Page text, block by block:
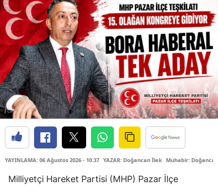
YAYINLAMA: 06 Ağustos 2026 - 10.37 YAZAR: Doğancan İlek Muhabir:
Milliyetçi Hareket Partisi (MHP) Pazar İlçe